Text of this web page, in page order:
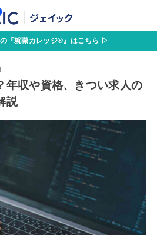
『就職カレッジ®』はこちら ▷
年収や資格、きつい求人の
説